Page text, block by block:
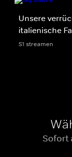
Unsere
italienische
S1 streamen
Sofort